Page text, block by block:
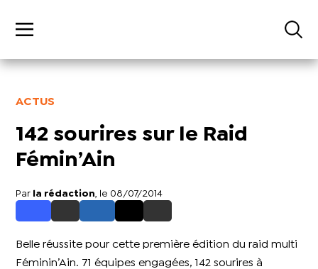
ACTUS
142 sourires sur le Raid
Fémin’Ain
Par la rédaction , le 08/07/2014
Belle réussite pour cette première édition du raid multi
Féminin’Ain. 71 équipes engagées, 142 sourires à